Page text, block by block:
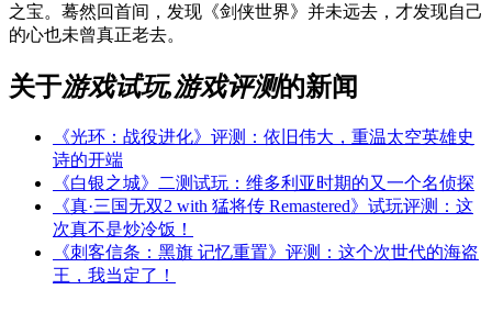
之宝。蓦然回首间，发现《剑侠世界》并未远去，才发现自己
的心也未曾真正老去。
关于游戏试玩,游戏评测的新闻
《光环：战役进化》评测：依旧伟大，重温太空英雄史
诗的开端
《白银之城》二测试玩：维多利亚时期的又一个名侦探
《真·三国无双2 with 猛将传 Remastered》试玩评测：这
次真不是炒冷饭！
《刺客信条：黑旗 记忆重置》评测：这个次世代的海盗
王，我当定了！